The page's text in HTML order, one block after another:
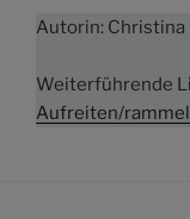
Autorin: Christina
Weiterführende
Aufreiten/